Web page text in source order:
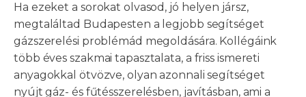
Ha ezeket a sorokat olvasod, jó helyen jársz,
megtaláltad Budapesten a legjobb segítséget
gázszerelési problémád megoldására. Kollégáink
több éves szakmai tapasztalata, a friss ismereti
anyagokkal ötvözve, olyan azonnali segítséget
nyújt gáz- és fűtésszerelésben, javításban, ami a